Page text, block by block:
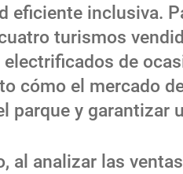
eficiente inclusiva.
turismos
de
cómo el mercado
parque y garantizar
al analizar las